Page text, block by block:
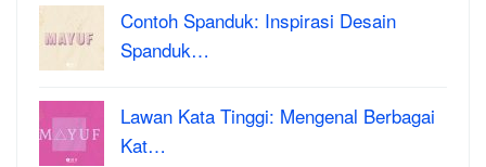
Contoh Spanduk: Inspirasi Desain
Spanduk…
Lawan Kata Tinggi: Mengenal Berbagai
Kat…